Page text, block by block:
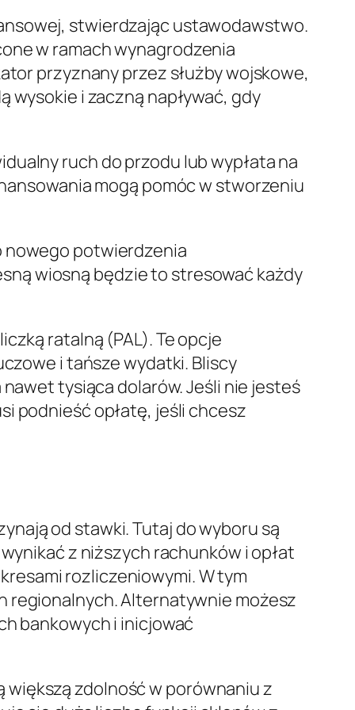
stwierdzając ustawodawstwo.
w ramach wynagrodzenia
przyznany przez służby wojskowe,
wysokie i zaczną napływać, gdy
ruch do przodu lub wypłata na
mogą pomóc w stworzeniu
nowego potwierdzenia
wiosną będzie to stresować każdy
ratalną (PAL). Te opcje
i tańsze wydatki. Bliscy
tysiąca dolarów. Jeśli nie jesteś
podnieść opłatę, jeśli chcesz
od stawki. Tutaj do wyboru są
z niższych rachunków i opłat
rozliczeniowymi. W tym
regionalnych. Alternatywnie możesz
bankowych i inicjować
zdolność w porównaniu z